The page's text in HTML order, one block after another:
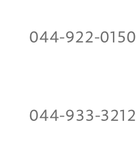
044-922-0150
044-933-3212